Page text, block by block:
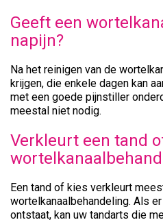
Geeft een
napijn?
Na het reinigen van de
krijgen, die enkele dagen kan
met een goede pijnstiller
meestal niet nodig.
Verkleurt een tand
Een tand of kies verkleurt
wortelkanaalbehandeling. Als
ontstaat, kan uw tandarts die